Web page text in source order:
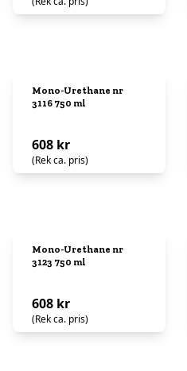
Mono-Urethane nr
3116 750 ml
608 kr
(Rek ca. pris)
Mono-Urethane nr
3123 750 ml
608 kr
(Rek ca. pris)